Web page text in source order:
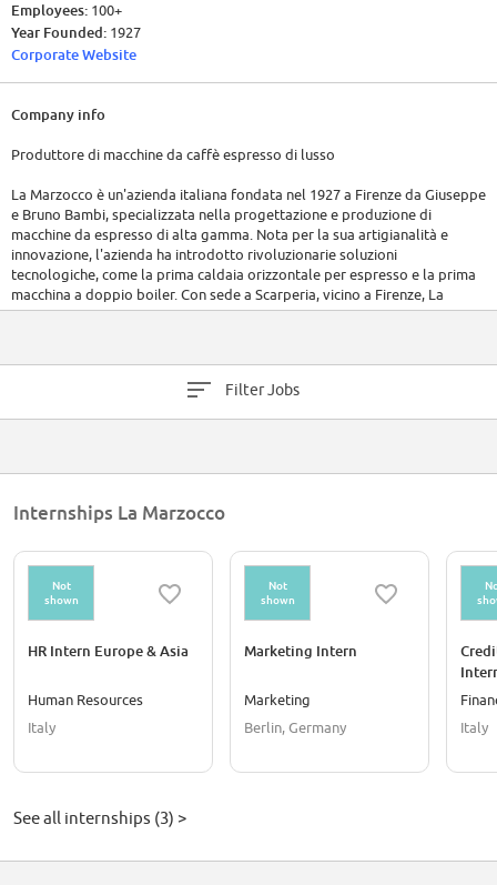
Employees: 100+
Year Founded: 1927
Corporate Website
Company info
Produttore di macchine da caffè espresso di lusso
La Marzocco è un'azienda italiana fondata nel 1927 a Firenze da Giuseppe
e Bruno Bambi, specializzata nella progettazione e produzione di
macchine da espresso di alta gamma. Nota per la sua artigianalità e
innovazione, l'azienda ha introdotto rivoluzionarie soluzioni
tecnologiche, come la prima caldaia orizzontale per espresso e la prima
macchina a doppio boiler. Con sede a Scarperia, vicino a Firenze, La
Marzocco opera con filiali in tutto il mondo, inclusi Stati Uniti, Regno
comunità del caffè, con una forza lavoro distribuita in più continenti.
Filter Jobs
Internships La Marzocco
Not
shown
HR Intern Europe & Asia
Human Resources
Italy
Not
shown
Marketing Intern
Marketing
Berlin, Germany
Italy
See all internships (3) >